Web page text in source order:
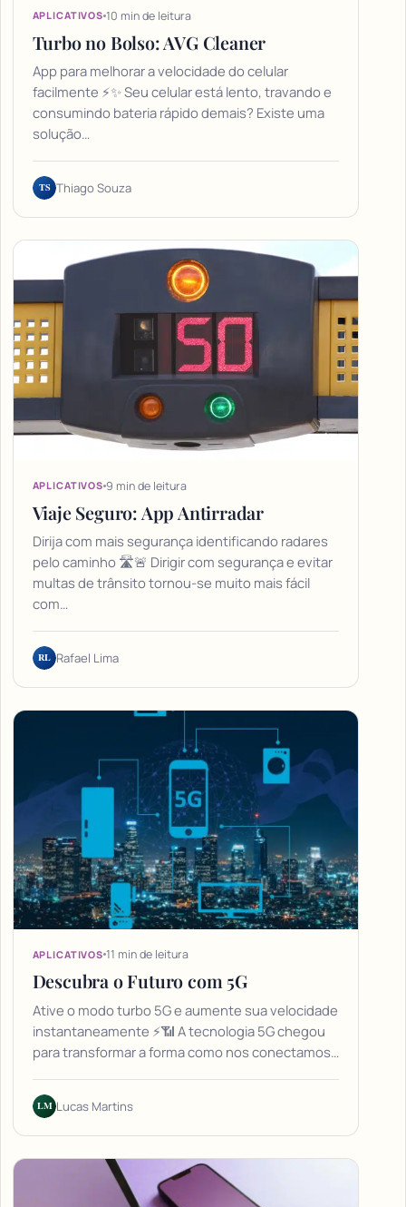
APLICATIVOS 10 min de leitura
Turbo no Bolso: AVG Cleaner
App para melhorar a velocidade do celular
facilmente ⚡✨ Seu celular está lento, travando e
consumindo bateria rápido demais? Existe uma
solução…
TS Thiago Souza
APLICATIVOS 9 min de leitura
Viaje Seguro: App Antirradar
Dirija com mais segurança identificando radares
pelo caminho 🛣️🚨 Dirigir com segurança e evitar
multas de trânsito tornou-se muito mais fácil
com…
RL Rafael Lima
APLICATIVOS 11 min de leitura
Descubra o Futuro com 5G
Ative o modo turbo 5G e aumente sua velocidade
instantaneamente ⚡📶 A tecnologia 5G chegou
para transformar a forma como nos conectamos…
LM Lucas Martins